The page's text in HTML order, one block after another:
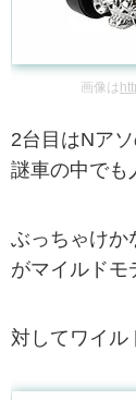
画像は
2台目はNア
謎車の中でも
ぶっちゃけか
がマイルドモ
対してワイル